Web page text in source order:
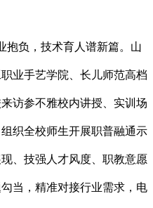
负，技术育人谱新篇。山
业手艺学院、长儿师范高档
访参不雅校内讲授、实训场
织全校师生开展职普融通示
、技强人才风度、职教意愿
当，精准对接行业需求，电